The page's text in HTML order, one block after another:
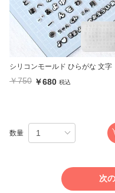
シリコンモールド ひらがな 文字
￥750 ￥680 税込
数量
次